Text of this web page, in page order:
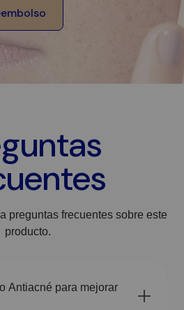
preguntas frecuentes sobre este
producto.
Antiacné para mejorar